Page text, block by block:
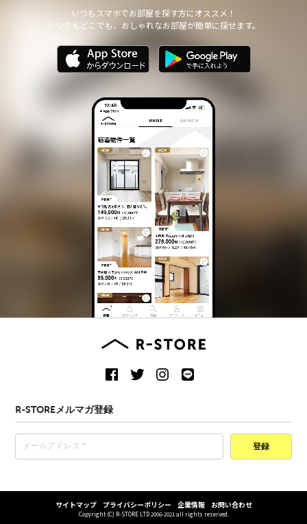
いつもスマホでお部屋を探す方にオススメ！
いつでもどこでも、おしゃれなお部屋が簡単に探せます。
R-STOREメルマガ登録
登録
サイトマップ プライバシーポリシー 企業情報 お問い合わせ
Copyright (C) R-STORE LTD.2006-2021 all rights reserved.